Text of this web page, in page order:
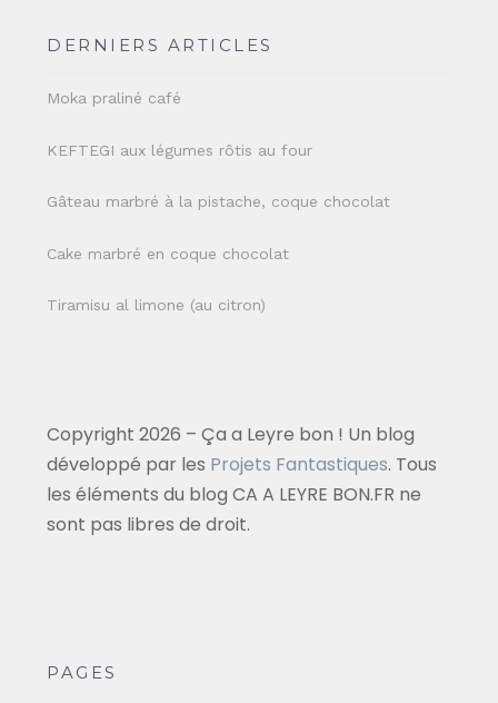
DERNIERS ARTICLES
Moka praliné café
KEFTEGI aux légumes rôtis au four
Gâteau marbré à la pistache, coque chocolat
Cake marbré en coque chocolat
Tiramisu al limone (au citron)
Copyright 2026 – Ça a Leyre bon ! Un blog
développé par les Projets Fantastiques. Tous
les éléments du blog CA A LEYRE BON.FR ne
sont pas libres de droit.
PAGES